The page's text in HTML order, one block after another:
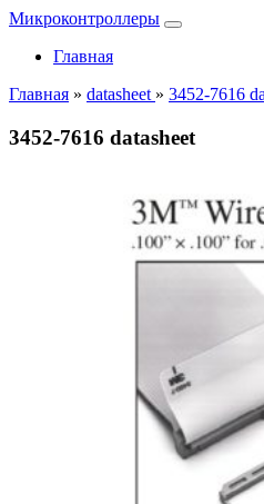
Микроконтроллеры
Главная
Главная » datasheet » 3452-7616
3452-7616 datasheet